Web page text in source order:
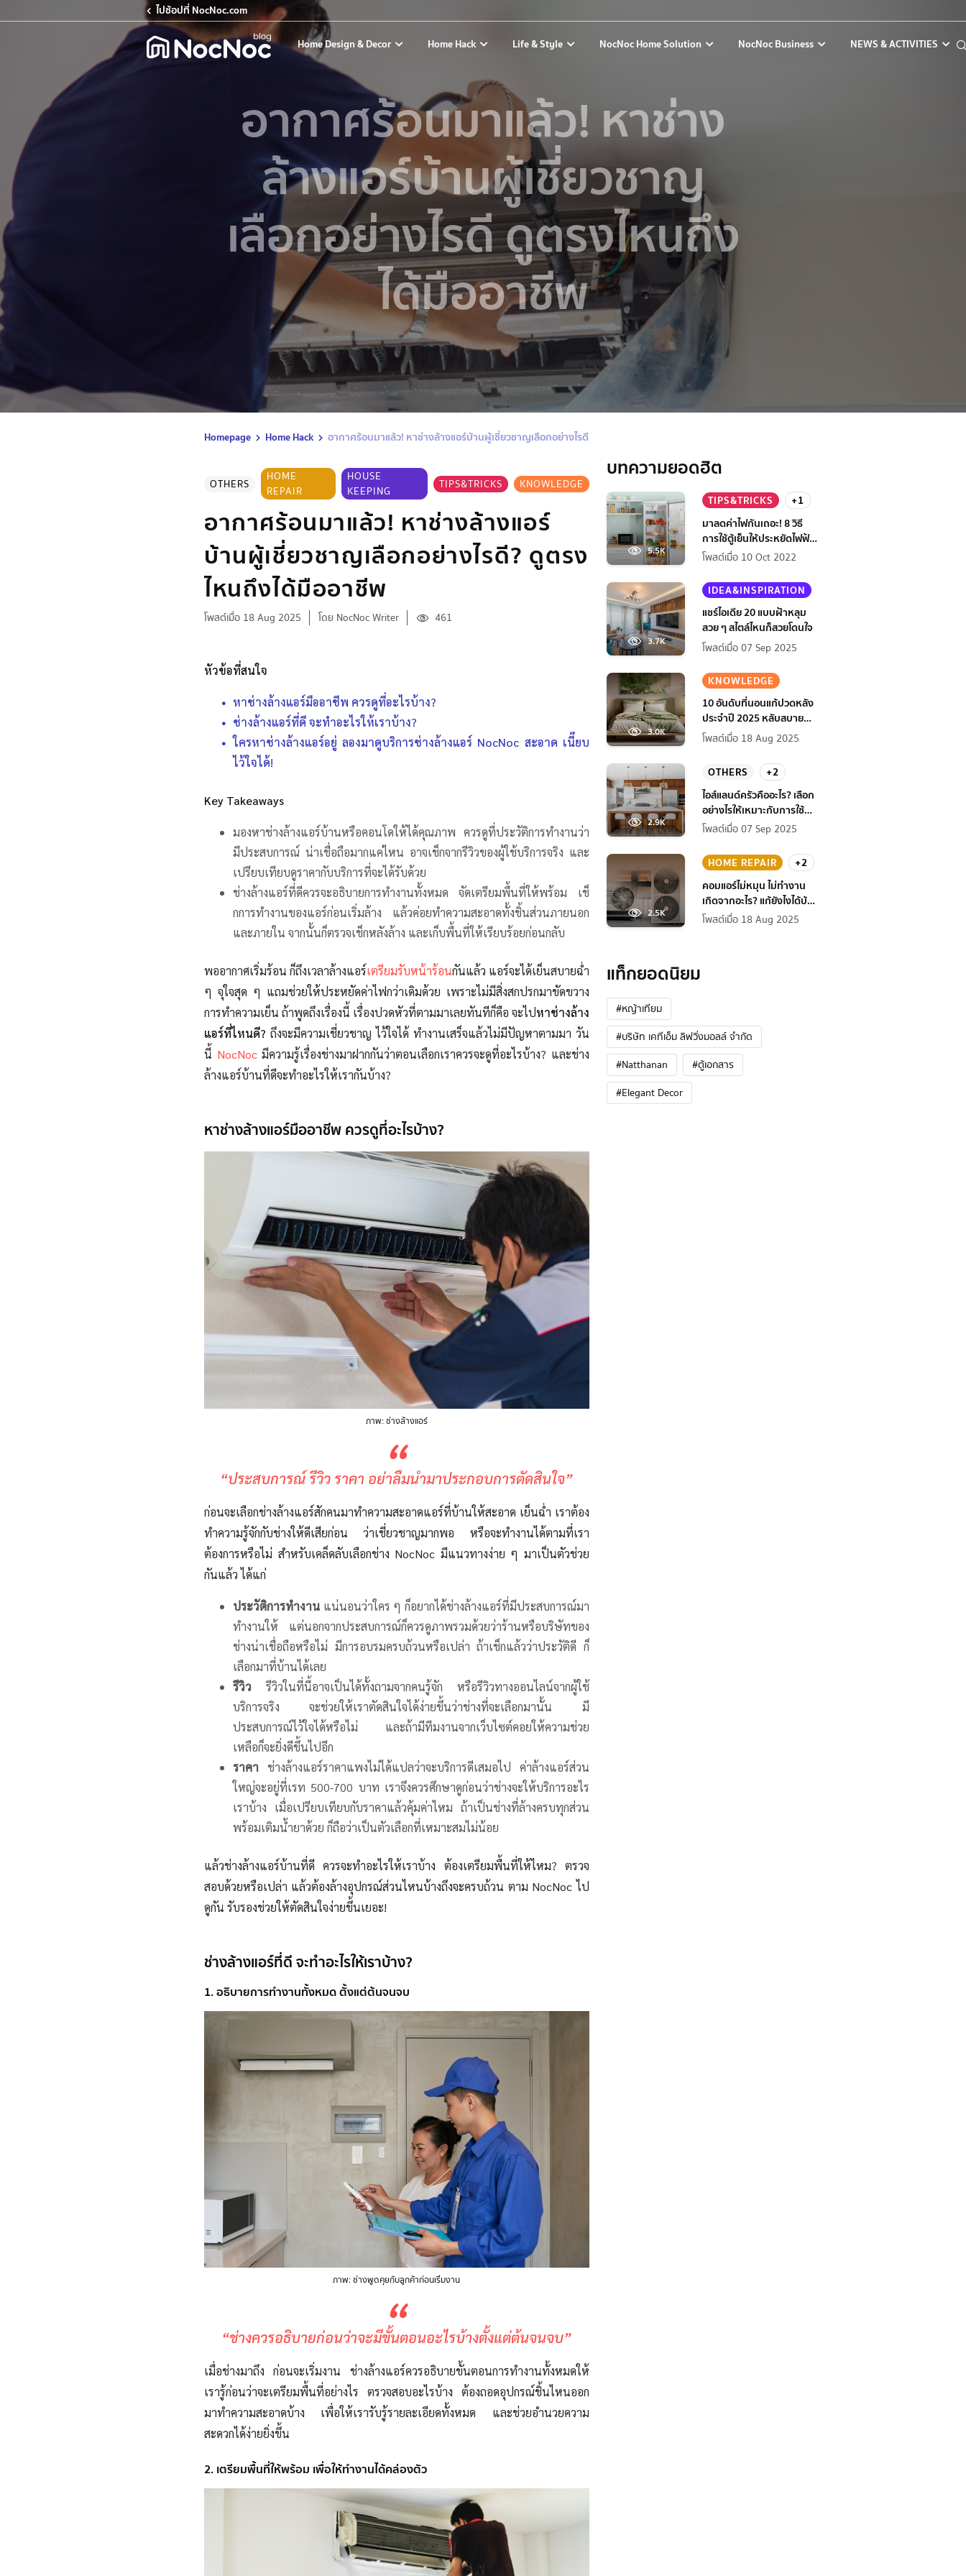
ไปช้อปที่ NocNoc.com
Home Design & Decor Home Hack Life & Style NocNoc Home Solution NocNoc Business NEWS & ACTIVITIES
อากาศร้อนมาแล้ว! หาช่าง
ล้างแอร์บ้านผู้เชี่ยวชาญ
เลือกอย่างไรดี ดูตรงไหนถึง
ได้มืออาชีพ
Homepage Home Hack อากาศร้อนมาแล้ว! หาช่างล้างแอร์บ้านผู้เชี่ยวชาญเลือกอย่างไรดี? ดูตรงไหนถึงได้มืออาชีพ
OTHERS
HOME
REPAIR
HOUSE
KEEPING
TIPS&TRICKS KNOWLEDGE
อากาศร้อนมาแล้ว! หาช่างล้างแอร์
บ้านผู้เชี่ยวชาญเลือกอย่างไรดี? ดูตรง
ไหนถึงได้มืออาชีพ
โพสต์เมื่อ 18 Aug 2025 โดย NocNoc Writer 461
หัวข้อที่สนใจ
หาช่างล้างแอร์มืออาชีพ ควรดูที่อะไรบ้าง?
ช่างล้างแอร์ที่ดี จะทำอะไรให้เราบ้าง?
ใครหาช่างล้างแอร์อยู่ ลองมาดูบริการช่างล้างแอร์ NocNoc สะอาด เนี๊ยบ
ไว้ใจได้!
Key Takeaways
มองหาช่างล้างแอร์บ้านหรือคอนโดให้ได้คุณภาพ ควรดูที่ประวัติการทำงานว่า
มีประสบการณ์ น่าเชื่อถือมากแค่ไหน อาจเช็กจากรีวิวของผู้ใช้บริการจริง และ
เปรียบเทียบดูราคากับบริการที่จะได้รับด้วย
ช่างล้างแอร์ที่ดีควรจะอธิบายการทำงานทั้งหมด จัดเตรียมพื้นที่ให้พร้อม เช็
กการทำงานของแอร์ก่อนเริ่มล้าง แล้วค่อยทำความสะอาดทั้งชิ้นส่วนภายนอก
และภายใน จากนั้นก็ตรวจเช็กหลังล้าง และเก็บพื้นที่ให้เรียบร้อยก่อนกลับ
พออากาศเริ่มร้อน ก็ถึงเวลาล้างแอร์เตรียมรับหน้าร้อนกันแล้ว แอร์จะได้เย็นสบายฉ่ำ
ๆ จุใจสุด ๆ แถมช่วยให้ประหยัดค่าไฟกว่าเดิมด้วย เพราะไม่มีสิ่งสกปรกมาขัดขวาง
การทำความเย็น ถ้าพูดถึงเรื่องนี้ เรื่องปวดหัวที่ตามมาเลยทันทีก็คือ จะไปหาช่างล้าง
แอร์ที่ไหนดี? ถึงจะมีความเชี่ยวชาญ ไว้ใจได้ ทำงานเสร็จแล้วไม่มีปัญหาตามมา วัน
นี้ NocNocมีความรู้เรื่องช่างมาฝากกันว่าตอนเลือกเราควรจะดูที่อะไรบ้าง? และช่าง
ล้างแอร์บ้านที่ดีจะทำอะไรให้เรากันบ้าง?
หาช่างล้างแอร์มืออาชีพ ควรดูที่อะไรบ้าง?
ภาพ: ช่างล้างแอร์
“
“ประสบการณ์ รีวิว ราคา อย่าลืมนำมาประกอบการตัดสินใจ”
ก่อนจะเลือกช่างล้างแอร์สักคนมาทำความสะอาดแอร์ที่บ้านให้สะอาด เย็นฉ่ำ เราต้อง
ทำความรู้จักกับช่างให้ดีเสียก่อน ว่าเชี่ยวชาญมากพอ หรือจะทำงานได้ตามที่เรา
ต้องการหรือไม่ สำหรับเคล็ดลับเลือกช่าง NocNoc มีแนวทางง่าย ๆ มาเป็นตัวช่วย
กันแล้ว ได้แก่
ประวัติการทำงานแน่นอนว่าใคร ๆ ก็อยากได้ช่างล้างแอร์ที่มีประสบการณ์มา
ทำงานให้ แต่นอกจากประสบการณ์ก็ควรดูภาพรวมด้วยว่าร้านหรือบริษัทของ
ช่างน่าเชื่อถือหรือไม่ มีการอบรมครบถ้วนหรือเปล่า ถ้าเช็กแล้วว่าประวัติดี ก็
เลือกมาที่บ้านได้เลย
รีวิวรีวิวในที่นี้อาจเป็นได้ทั้งถามจากคนรู้จัก หรือรีวิวทางออนไลน์จากผู้ใช้
บริการจริง จะช่วยให้เราตัดสินใจได้ง่ายขึ้นว่าช่างที่จะเลือกมานั้น มี
ประสบการณ์ไว้ใจได้หรือไม่ และถ้ามีทีมงานจากเว็บไซต์คอยให้ความช่วย
เหลือก็จะยิ่งดีขึ้นไปอีก
ราคาช่างล้างแอร์ราคาแพงไม่ได้แปลว่าจะบริการดีเสมอไป ค่าล้างแอร์ส่วน
ใหญ่จะอยู่ที่เรท 500-700 บาท เราจึงควรศึกษาดูก่อนว่าช่างจะให้บริการอะไร
เราบ้าง เมื่อเปรียบเทียบกับราคาแล้วคุ้มค่าไหม ถ้าเป็นช่างที่ล้างครบทุกส่วน
พร้อมเติมน้ำยาด้วย ก็ถือว่าเป็นตัวเลือกที่เหมาะสมไม่น้อย
แล้วช่างล้างแอร์บ้านที่ดี ควรจะทำอะไรให้เราบ้าง ต้องเตรียมพื้นที่ให้ไหม? ตรวจ
สอบด้วยหรือเปล่า แล้วต้องล้างอุปกรณ์ส่วนไหนบ้างถึงจะครบถ้วน ตาม NocNoc ไป
ดูกัน รับรองช่วยให้ตัดสินใจง่ายขึ้นเยอะ!
ช่างล้างแอร์ที่ดี จะทำอะไรให้เราบ้าง?
1. อธิบายการทำงานทั้งหมด ตั้งแต่ต้นจนจบ
ภาพ: ช่างพูดคุยกับลูกค้าก่อนเริ่มงาน
“
“ช่างควรอธิบายก่อนว่าจะมีขั้นตอนอะไรบ้างตั้งแต่ต้นจนจบ”
เมื่อช่างมาถึง ก่อนจะเริ่มงาน ช่างล้างแอร์ควรอธิบายขั้นตอนการทำงานทั้งหมดให้
เรารู้ก่อนว่าจะเตรียมพื้นที่อย่างไร ตรวจสอบอะไรบ้าง ต้องถอดอุปกรณ์ชิ้นไหนออก
มาทำความสะอาดบ้าง เพื่อให้เรารับรู้รายละเอียดทั้งหมด และช่วยอำนวยความ
สะดวกได้ง่ายยิ่งขึ้น
2. เตรียมพื้นที่ให้พร้อม เพื่อให้ทำงานได้คล่องตัว
บทความยอดฮิต
5.5K
TIPS&TRICKS
+1
มาลดค่าไฟกันเถอะ! 8 วิธี
การใช้ตู้เย็นให้ประหยัดไฟฟ้า
กว่าเดิม
โพสต์เมื่อ 10 Oct 2022
3.7K
IDEA&INSPIRATION
แชร์ไอเดีย 20 แบบฝ้าหลุม
สวย ๆ สไตล์ไหนก็สวยโดนใจ
โพสต์เมื่อ 07 Sep 2025
3.0K
KNOWLEDGE
10 อันดับที่นอนแก้ปวดหลัง
ประจำปี 2025 หลับสบาย
สุขภาพดียิ่งกว่าเดิม
โพสต์เมื่อ 18 Aug 2025
2.9K
OTHERS
+2
ไอส์แลนด์ครัวคืออะไร? เลือก
อย่างไรให้เหมาะกับการใช้
งานที่บ้าน
โพสต์เมื่อ 07 Sep 2025
2.5K
HOME REPAIR
+2
คอมแอร์ไม่หมุน ไม่ทํางาน
เกิดจากอะไร? แก้ยังไงได้บ้าง
ก่อนแอร์พัง!
โพสต์เมื่อ 18 Aug 2025
แท็กยอดนิยม
#หญ้าเทียม
#บริษัท เคทีเอ็ม ลิฟวิ่งมอลล์ จำกัด
#Natthanan
#ตู้เอกสาร
#Elegant Decor